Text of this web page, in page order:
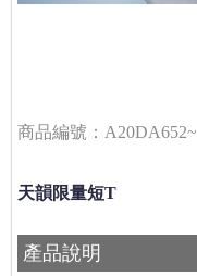
商品編號：A20DA652~
天韻限量短T
產品說明